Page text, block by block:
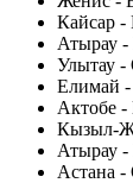
Кайсар -
Атырау
Улытау -
Елимай -
Актобе -
Кызыл-
Атырау -
Астана -